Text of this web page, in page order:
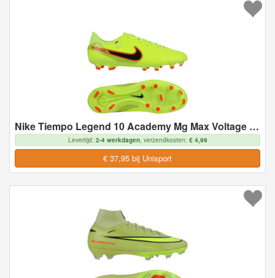
Nike Tiempo Legend 10 Academy Mg Max Voltage - Neon/zwart - Multi Ground (Mg), maat 43
Levertijd: 2-4 werkdagen, verzendkosten: € 4,99
€ 37,95 bij Unisport